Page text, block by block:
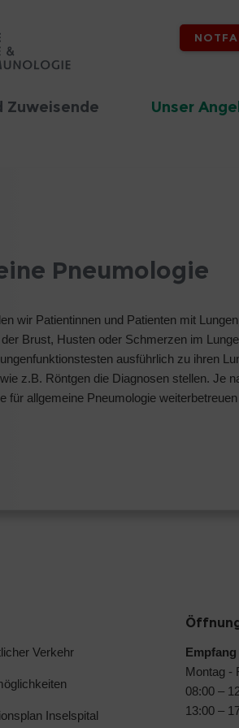
Zuweisende Unser
Pneumologie
wir Patientinnen und Patienten mit
Brust, Husten oder Schmerzen im
ausführlich zu ihren
z.B. Röntgen die Diagnosen stellen. Je
allgemeine Pneumologie
Verkehr
Inselspital
Montag -
08:00 –
13:00 –